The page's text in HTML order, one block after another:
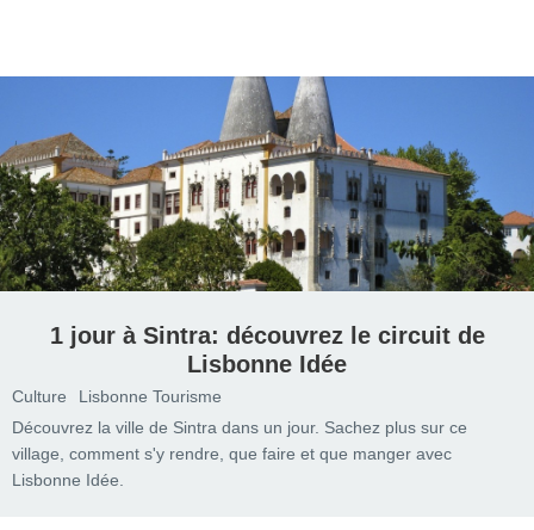
1 jour à Sintra: découvrez le circuit de
Lisbonne Idée
Culture
Lisbonne Tourisme
Découvrez la ville de Sintra dans un jour. Sachez plus sur ce
village, comment s'y rendre, que faire et que manger avec
Lisbonne Idée.